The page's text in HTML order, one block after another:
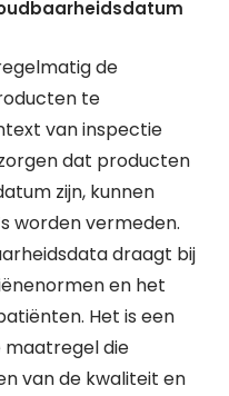
de
te
van inspectie
dat producten
zijn, kunnen
worden vermeden.
draagt bij
en het
Het is een
die
van de kwaliteit en